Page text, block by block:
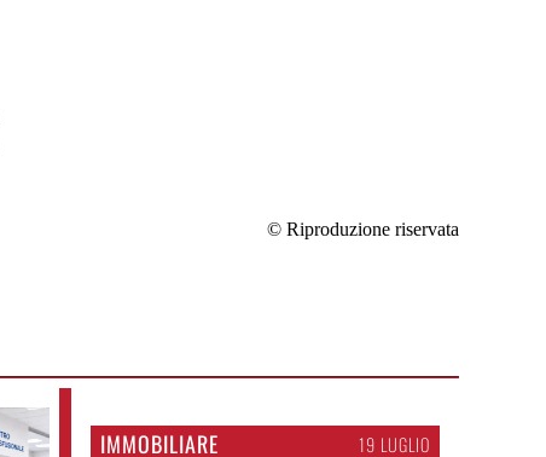
© Riproduzione riservata
IMMOBILIARE 19 LUGLIO